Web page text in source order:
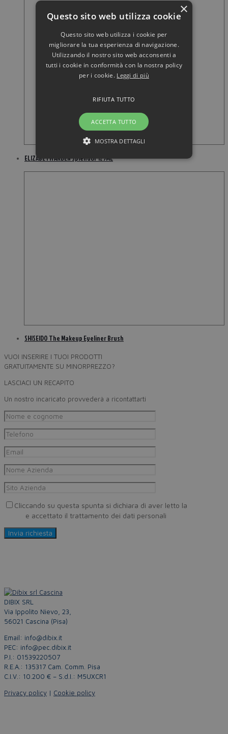
ELIZABETH ARDEN Splendor 125ML
SHISEIDO The Makeup Eyeliner Brush
VUOI INSERIRE I TUOI PRODOTTI
GRATUITAMENTE SU MINORPREZZO?
LASCIACI UN RECAPITO
Un nostro incaricato provvederà a ricontattarti
Cliccando su questa spunta si dichiara di aver letto la
e accettato il trattamento dei dati personali
DIBIX SRL
Via Ippolito Nievo, 23,
56021 Cascina (Pisa)
Email: info@dibix.it
PEC: info@pec.dibix.it
P.I.: 01539220507
R.E.A.: 135317 Cam. Comm. Pisa
C.I.V.: 10.200 € – S.d.I.: M5UXCR1
Privacy policy | Cookie policy
×
Questo sito web utilizza cookie
Questo sito web utilizza i cookie per
migliorare la tua esperienza di navigazione.
Utilizzando il nostro sito web acconsenti a
tutti i cookie in conformità con la nostra policy
per i cookie. Leggi di più
ACCETTA TUTTO
RIFIUTA TUTTO
MOSTRA DETTAGLI